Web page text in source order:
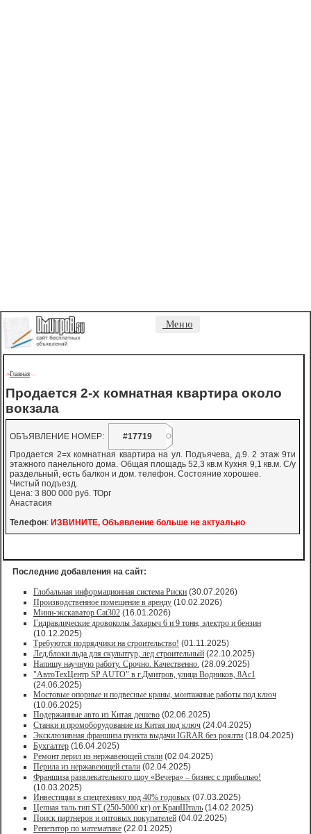
Меню
->Главная - -
Продается 2-х комнатная квартира около
вокзала
ОБЪЯВЛЕНИЕ НОМЕР:
#17719
Продается 2=х комнатная квартира на ул. Подъячева, д.9. 2 этаж 9ти
этажного панельного дома. Общая площадь 52,3 кв.м Кухня 9,1 кв.м. С/у
раздельный, есть балкон и дом. телефон. Состояние хорошее.
Чистый подъезд.
Цена: 3 800 000 руб. ТОрг
Анастасия
Телефон: ИЗВИНИТЕ, Объявление больше не актуально
Последние добавления на сайт:
Глобальная информационная система Риски (30.07.2026)
Производственное помещение в аренду (10.02.2026)
Мини-экскаватор Cat302 (16.01.2026)
Гидравлические дровоколы Захарыч 6 и 9 тонн, электро и бензин
(10.12.2025)
Требуются подрядчики на строительство! (01.11.2025)
Лед,блоки льда для скульптур, лед строительный (22.10.2025)
Напишу научную работу. Срочно. Качественно. (28.09.2025)
"АвтоТехЦентр SP AUTO" в г.Дмитров, улица Водников, 8Ас1
(24.06.2025)
Мостовые опорные и подвесные краны, монтажные работы под ключ
(10.06.2025)
Подержанные авто из Китая дешево (02.06.2025)
Станки и промоборудование из Китая под ключ (24.04.2025)
Эксклюзивная франшиза пункта выдачи IGRAR без роялти (18.04.2025)
Бухгалтер (16.04.2025)
Ремонт перил из нержавеющей стали (02.04.2025)
Перила из нержавеющей стали (02.04.2025)
Франшиза развлекательного шоу «Вечера» – бизнес с прибылью!
(10.03.2025)
Инвестиции в спецтехнику под 40% годовых (07.03.2025)
Цепная таль тип ST (250-5000 кг) от КранШталь (14.02.2025)
Поиск партнеров и оптовых покупателей (04.02.2025)
Репетитор по математике (22.01.2025)